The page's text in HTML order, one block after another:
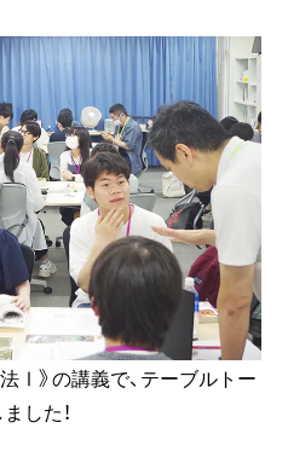
Ⅰ》の講義で、テーブルトー
した！